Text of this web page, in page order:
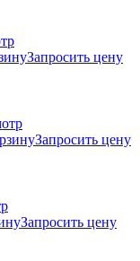
Запросить цену
Запросить цену
Запросить цену